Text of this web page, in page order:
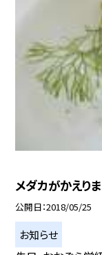
メダカがかえり
公開日 2018/05/25
お知らせ